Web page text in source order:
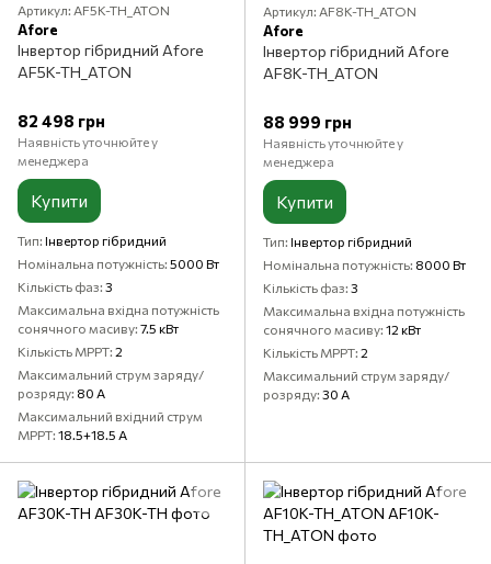
Артикул: AF5K-TH_ATON
Aforе
Інвертор гібридний Aforе
AF5K-TH_ATON
82 498 грн
Наявність уточнюйте у
менеджера
Купити
Тип Інвертор гібридний
Номінальна потужність 5000 Вт
Кількість фаз 3
Максимальна вхідна потужність
сонячного масиву 7.5 кВт
Кількість MPPT 2
Максимальний струм заряду/
розряду 80 А
Максимальний вхідний струм
MPPT 18.5+18.5 А
Артикул: AF8K-TH_ATON
Aforе
Інвертор гібридний Aforе
AF8K-TH_ATON
88 999 грн
Наявність уточнюйте у
менеджера
Купити
Тип Інвертор гібридний
Номінальна потужність 8000 Вт
Кількість фаз 3
Максимальна вхідна потужність
сонячного масиву 12 кВт
Кількість MPPT 2
Максимальний струм заряду/
розряду 30 А